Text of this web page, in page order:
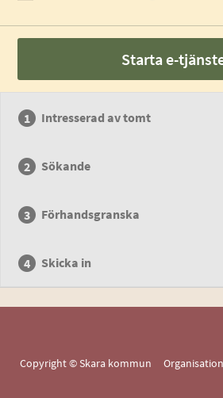
Starta e-
Intresserad av tomt
Sökande
Förhandsgranska
Skicka in
Copyright © Skara kommun